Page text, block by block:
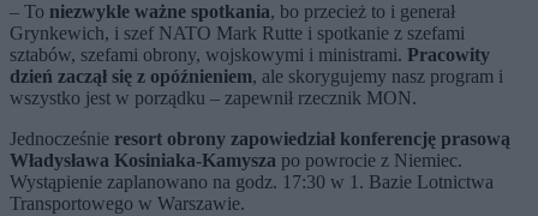
– To niezwykle ważne spotkania, bo przecież to i generał
Grynkewich, i szef NATO Mark Rutte i spotkanie z szefami
sztabów, szefami obrony, wojskowymi i ministrami. Pracowity
dzień zaczął się z opóźnieniem, ale skorygujemy nasz program i
wszystko jest w porządku – zapewnił rzecznik MON.
Jednocześnie resort obrony zapowiedział konferencję prasową
Władysława Kosiniaka-Kamysza po powrocie z Niemiec.
Wystąpienie zaplanowano na godz. 17:30 w 1. Bazie Lotnictwa
Transportowego w Warszawie.